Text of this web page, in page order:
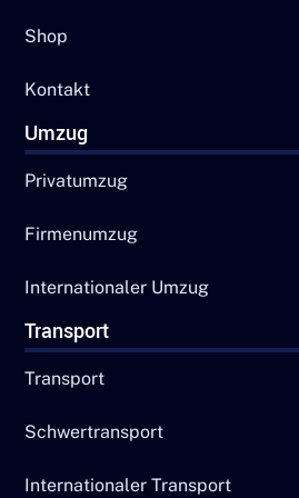
Shop
Kontakt
Umzug
Privatumzug
Firmenumzug
Internationaler Umzug
Transport
Transport
Schwertransport
Internationaler Transport